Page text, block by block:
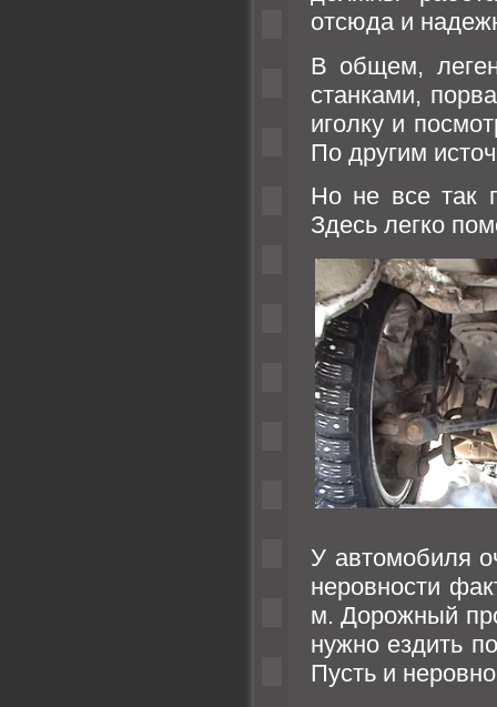
отсюда и
В общем,
станками,
иголку и
По другим
Но не все так
Здесь легко
У автомобиля
неровности
м. Дорожный
нужно ездить
Пусть и